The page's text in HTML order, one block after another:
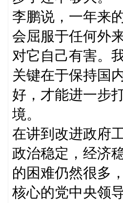
李鹏说，一年来
会屈服于任何外
对它自己有害。
关键在于保持国
好，才能进一步
境。
在讲到改进政府
政治稳定，经济
的困难仍然很多
核心的党中央领